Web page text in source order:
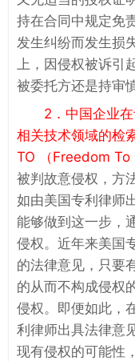
持在合同中规定免
发生纠纷而发生损
上，因侵权被诉引
被委托方还是持审
2．中国企业
相关技术领域的检
TO （Freedom To
被判故意侵权，方
如由美国专利律师
能够做到这一步，
侵权。近年来美国
的法律意见，只要
的从而不构成侵权
侵权。即便如此，
利律师出具法律意
现有侵权的可能性